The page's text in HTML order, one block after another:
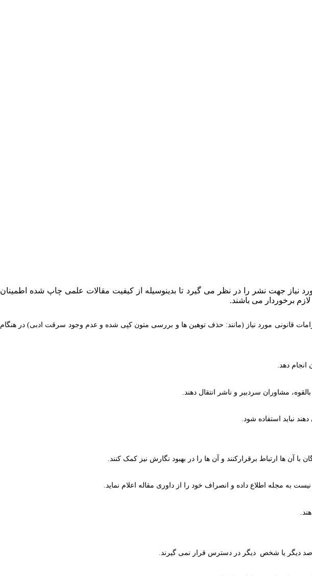
نیاز جهت نشر را در نظر می گیرد تا بدینوسیله از کیفیت مقالات علمی چاپ شده اطمینان
برخوردار می باشند.
قانونی مورد نیاز (مانند: حذف توهین ها و بررسی متون کپی شده و عدم وجود سرقت ادبی) در هنگام
انجام دهد.
مشاوران سردبیر و ناشر انتقال دهند.
نباید استفاده شود.
آن­ ها ارتباط برقرارکنند و آن­ ها را در بهبود نگارش نیز کمک کنند.
به مجله اطلاع داده و انصراف خود را از داوری مقاله اعلام نماید.
دیگر یا شخص دیگر در دسترس قرار نمی گیرند.